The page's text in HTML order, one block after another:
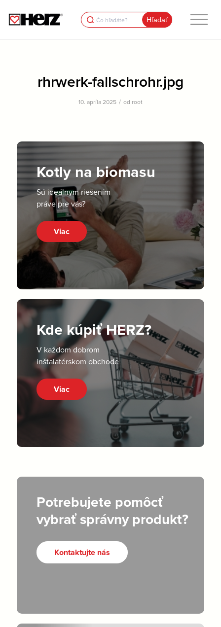
Search
for:
rhrwerk-fallschrohr.jpg
10. apríla 2025 / od root
Kotly na biomasu
Sú ideálnym riešením
práve pre vás?
Viac
Kde kúpiť HERZ?
V každom dobrom
inštalatérskom obchode
Viac
Potrebujete pomôcť
vybrať správny produkt?
Kontaktujte nás